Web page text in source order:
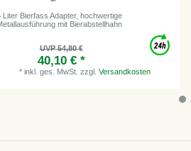
Liter Bierfass Adapter, hochwertige
mit Bierabstellhahn
UVP 54,80 €
40,10 € *
* inkl. ges. MwSt. zzgl. Versandkosten